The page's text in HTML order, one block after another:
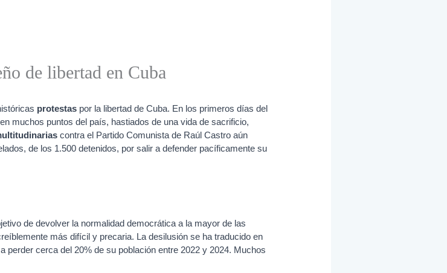
de libertad en Cuba
protestas por la libertad de Cuba. En los primeros días del
muchos puntos del país, hastiados de una vida de sacrificio,
contra el Partido Comunista de Raúl Castro aún
de los 1.500 detenidos, por salir a defender pacíficamente su
de devolver la normalidad democrática a la mayor de las
más difícil y precaria. La desilusión se ha traducido en
perder cerca del 20% de su población entre 2022 y 2024. Muchos